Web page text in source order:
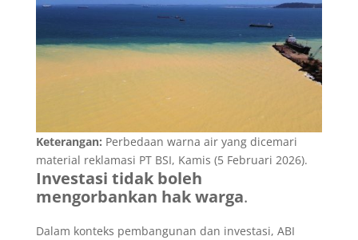
Keterangan: Perbedaan warna air yang dicemari
material reklamasi PT BSI, Kamis (5 Februari 2026).
Investasi tidak boleh
mengorbankan hak warga.
Dalam konteks pembangunan dan investasi, ABI